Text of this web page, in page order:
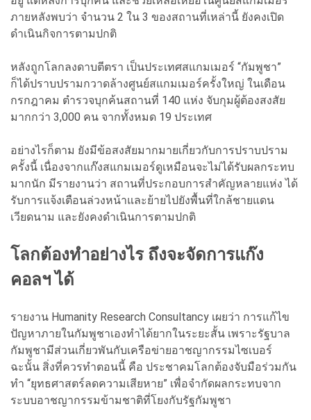
ภายหลังพบว่า จำนวน 2 ใน 3 ของสถานที่เหล่านี้ ยังคงเปิด
ดำเนินกิจการตามปกติ
หลังถูกโลกลงดาบตีตรา เป็นประเทศสแกมเมอร์ “กัมพูชา”
ก็ได้ปราบปรามกวาดล้างศูนย์สแกมเมอร์ครั้งใหญ่ ในเดือน
กรกฎาคม ตำรวจบุกค้นสถานที่ 140 แห่ง จับกุมผู้ต้องสงสัย
มากกว่า 3,000 คน จากทั้งหมด 19 ประเทศ
อย่างไรก็ตาม ยังมีข้อสงสัยมากมายเกี่ยวกับการปราบปราม
ครั้งนี้ เนื่องจากแก๊งสแกมเมอร์ดูเหมือนจะไม่ได้รับผลกระทบ
มากนัก มีรายงานว่า สถานที่ประกอบการสำคัญหลายแห่ง ได้
รับการแจ้งเตือนล่วงหน้าและย้ายไปยังพื้นที่ใกล้ชายแดน
เวียดนาม และยังคงดำเนินการตามปกติ
โลกต้องทำอย่างไร ถึงจะจัดการแก๊ง
คอลฯ ได้
รายงาน Humanity Research Consultancy เผยว่า การแก้ไข
ปัญหาภายในกัมพูชาเองทำได้ยากในระยะสั้น เพราะรัฐบาล
กัมพูชามีส่วนเกี่ยวพันกับเครือข่ายอาชญากรรมไซเบอร์
ฉะนั้น สิ่งที่ควรทำตอนนี้ คือ ประชาคมโลกต้องจับมือร่วมกัน
ทำ “ยุทธศาสตร์ลดความเสียหาย” เพื่อจำกัดผลกระทบจาก
ระบบอาชญากรรมข้ามชาติที่โยงกับรัฐกัมพูชา